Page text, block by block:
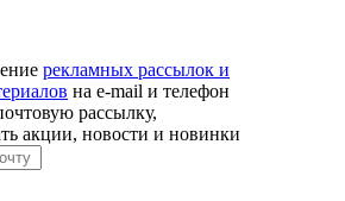
рекламных рассылок и
на e‑mail и телефон
рассылку,
акции, новости и новинки